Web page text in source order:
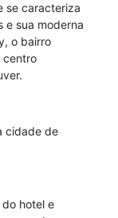
se caracteriza
e sua moderna
o bairro
centro
cidade de
hotel e